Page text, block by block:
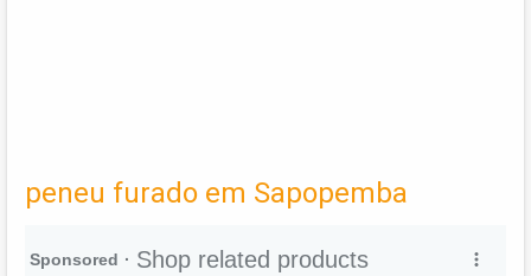
peneu furado em Sapopemba